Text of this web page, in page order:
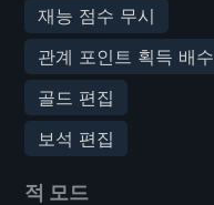
재능 점수 무시
관계 포인트 획득 배수
골드 편집
보석 편집
적 모드